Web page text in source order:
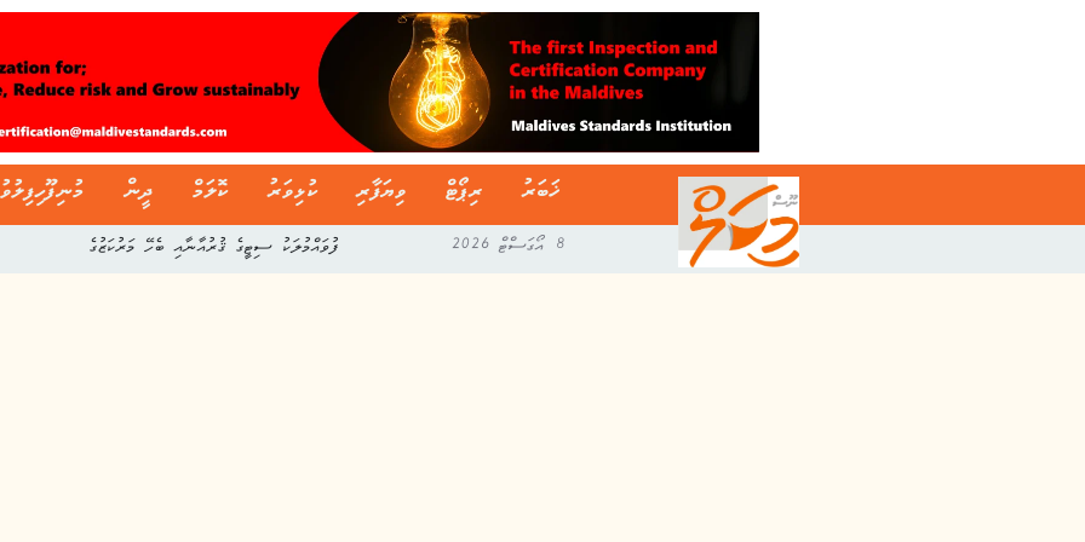
ޚަބަރު ރިޕޯޓް ވިޔަފާރި ކުޅިވަރު ކޮލަމް ދީން
8 އޯގަސްޓް 2026 ދިވެހި ސާފިން ލީގުގެ މިއަހަރުގެ ފުރަތަމަ